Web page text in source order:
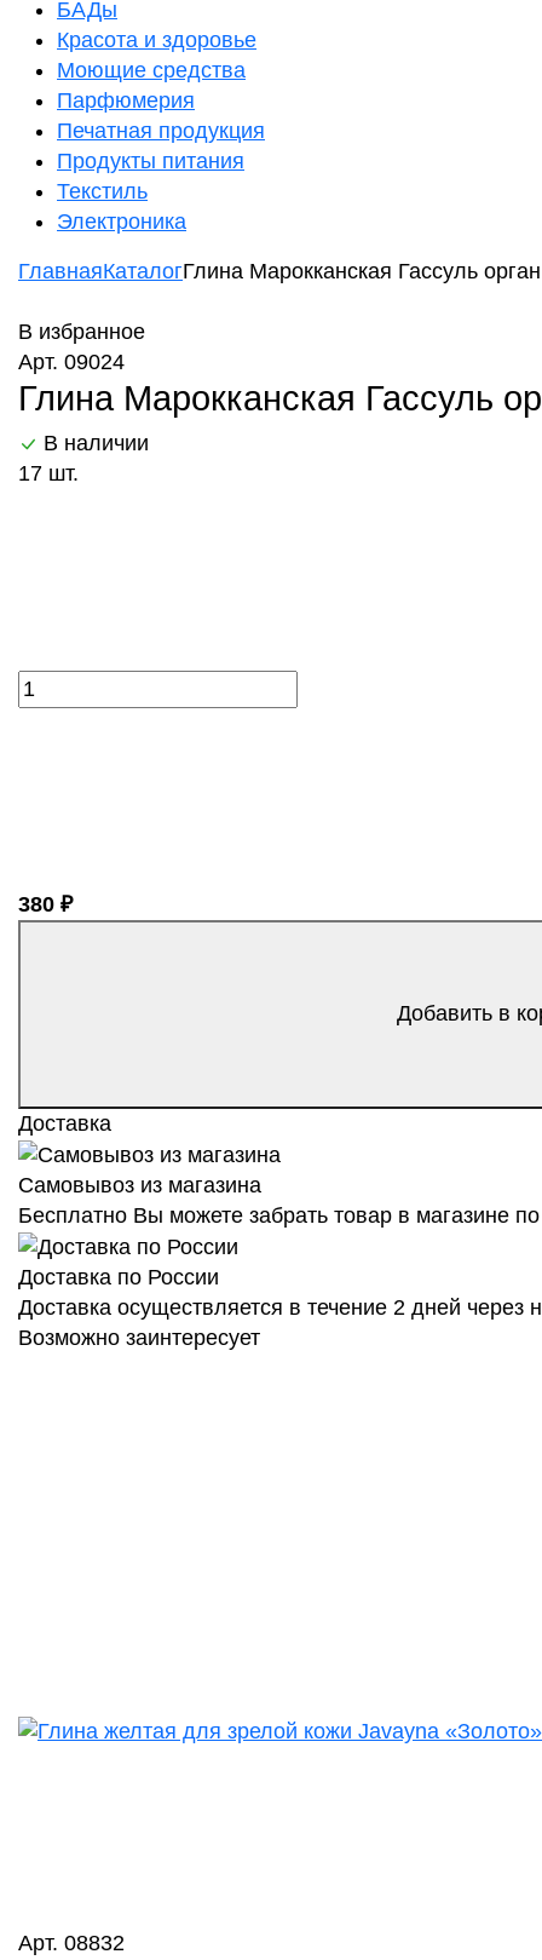
БАДы
Красота и здоровье
Моющие средства
Парфюмерия
Печатная продукция
Продукты питания
Текстиль
Электроника
ГлавнаяКаталогГлина Марокканская Гассуль
В избранное
Арт. 09024
Глина Марокканская Гассуль
В наличии
17 шт.
380 ₽
Добавить в
Доставка
Самовывоз из магазина
Бесплатно Вы можете забрать товар в магазине
Доставка по России
Доставка осуществляется в течение 2 дней
Возможно заинтересует
Арт. 08832